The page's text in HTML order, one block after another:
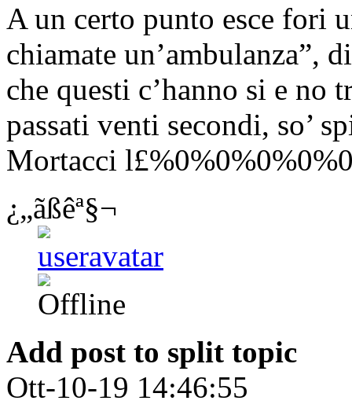
A un certo punto esce fori
chiamate un’ambulanza”,
che questi c’hanno si e no
passati venti secondi, so’
Mortacci
¿„ãßêª§¬
Add post to split topic
Ott-10-19 14:46:55